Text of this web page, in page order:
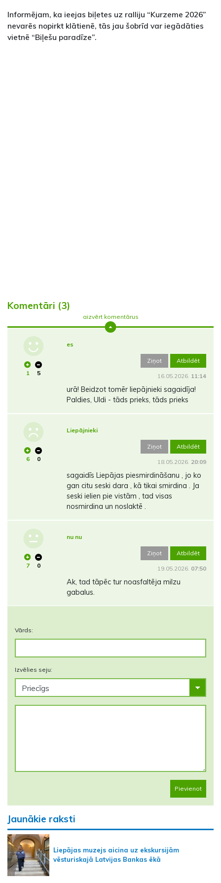
Informējam, ka ieejas biļetes uz ralliju “Kurzeme 2026”
nevarēs nopirkt klātienē, tās jau šobrīd var iegādāties
vietnē “Biļešu paradīze”.
Komentāri (3)
aizvērt komentārus
1 5
es
Ziņot Atbildēt
16.05.2026. 11:14
urā! Beidzot tomēr liepājnieki sagaidīja!
Paldies, Uldi - tāds prieks, tāds prieks
6 0
Liepājnieki
Ziņot Atbildēt
18.05.2026. 20:09
sagaidīs Liepājas piesmirdināšanu , jo ko
gan citu seski dara , kā tikai smirdina . Ja
seski ielien pie vistām , tad visas
nosmirdina un noslaktē .
7 0
nu nu
Ziņot Atbildēt
19.05.2026. 07:50
Ak, tad tāpēc tur noasfaltēja milzu
gabalus.
Vārds:
Izvēlies seju:
Pievienot
Jaunākie raksti
Liepājas muzejs aicina uz ekskursijām
vēsturiskajā Latvijas Bankas ēkā